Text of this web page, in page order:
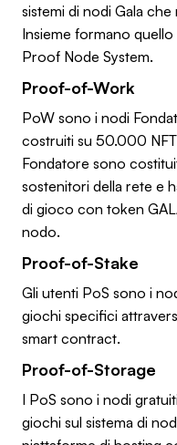
sistemi di nodi Gala
Insieme formano
Proof Node System.
Proof-of-Work
PoW sono i nodi
costruiti su 50.000
Fondatore sono
sostenitori della rete e
di gioco con token
nodo.
Proof-of-Stake
Gli utenti PoS sono i
giochi specifici
smart contract.
Proof-of-Storage
I PoS sono i nodi
giochi sul sistema di